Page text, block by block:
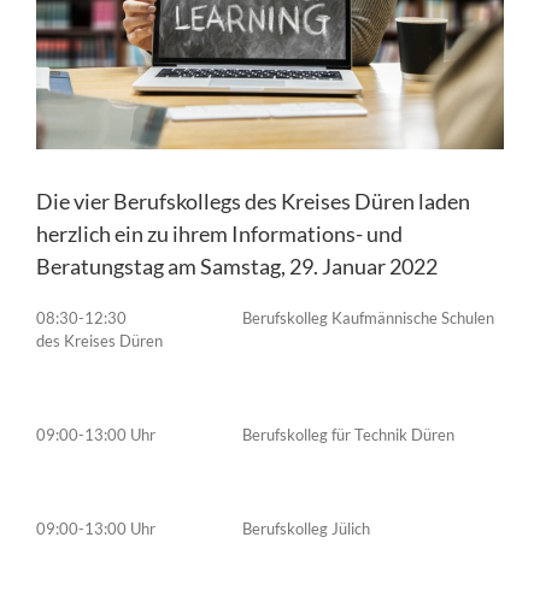
Die vier Berufskollegs des Kreises Düren laden
herzlich ein zu ihrem Informations- und
Beratungstag am Samstag, 29. Januar 2022
08:30-12:30 Berufskolleg Kaufmännische Schulen
des Kreises Düren
09:00-13:00 Uhr Berufskolleg für Technik Düren
09:00-13:00 Uhr Berufskolleg Jülich